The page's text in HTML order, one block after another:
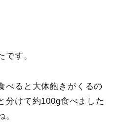
です。
べると大体飽きがくるの
分けて約100g食べました
。